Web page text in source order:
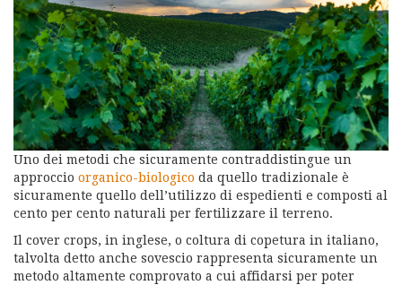
Uno dei metodi che sicuramente contraddistingue un
approccio organico-biologico da quello tradizionale è
sicuramente quello dell’utilizzo di espedienti e composti al
cento per cento naturali per fertilizzare il terreno.
Il cover crops, in inglese, o coltura di copetura in italiano,
talvolta detto anche sovescio rappresenta sicuramente un
metodo altamente comprovato a cui affidarsi per poter